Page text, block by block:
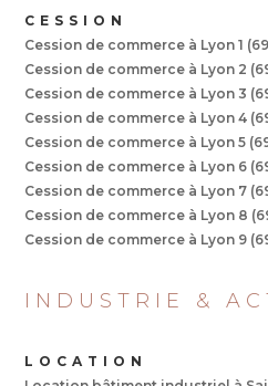
CESSION
Cession de commerce à Lyon 1
Cession de commerce à Lyon 2
Cession de commerce à Lyon 3
Cession de commerce à Lyon 4
Cession de commerce à Lyon 5
Cession de commerce à Lyon 6
Cession de commerce à Lyon 7
Cession de commerce à Lyon 8
Cession de commerce à Lyon 9
INDUSTRIE &
LOCATION